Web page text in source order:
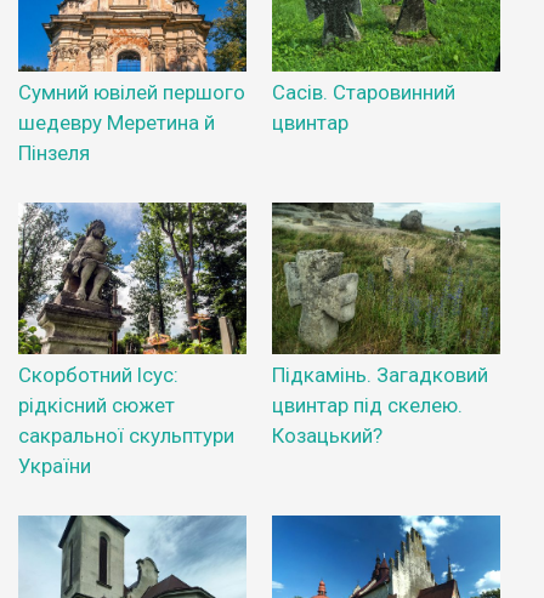
Сумний ювілей першого
шедевру Меретина й
Пінзеля
Сасів. Старовинний
цвинтар
Скорботний Ісус:
рідкісний сюжет
сакральної скульптури
України
Підкамінь. Загадковий
цвинтар під скелею.
Козацький?